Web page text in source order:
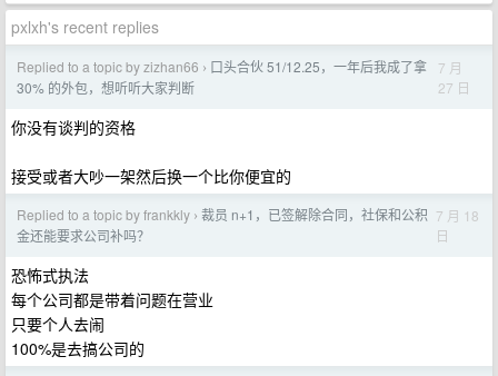
pxlxh's recent replies
Replied to a topic by zizhan66 › 口头合伙 51/12.25，一年后我成了拿
30% 的外包，想听听大家判断
7 月
27 日
你没有谈判的资格
接受或者大吵一架然后换一个比你便宜的
Replied to a topic by frankkly › 裁员 n+1，已签解除合同，社保和公积
金还能要求公司补吗？
7 月 18
日
恐怖式执法
每个公司都是带着问题在营业
只要个人去闹
100%是去搞公司的